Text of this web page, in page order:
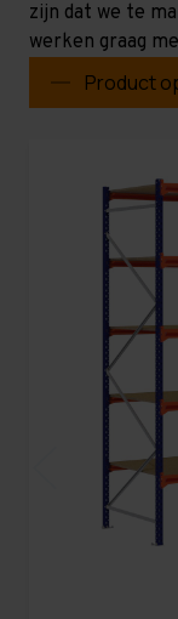
zijn dat we te
werken graag
Product